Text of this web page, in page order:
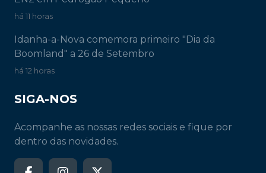
há 11 horas
Idanha-a-Nova comemora primeiro "Dia da
Boomland" a 26 de Setembro
há 12 horas
SIGA-NOS
Acompanhe as nossas redes sociais e fique por
dentro das novidades.